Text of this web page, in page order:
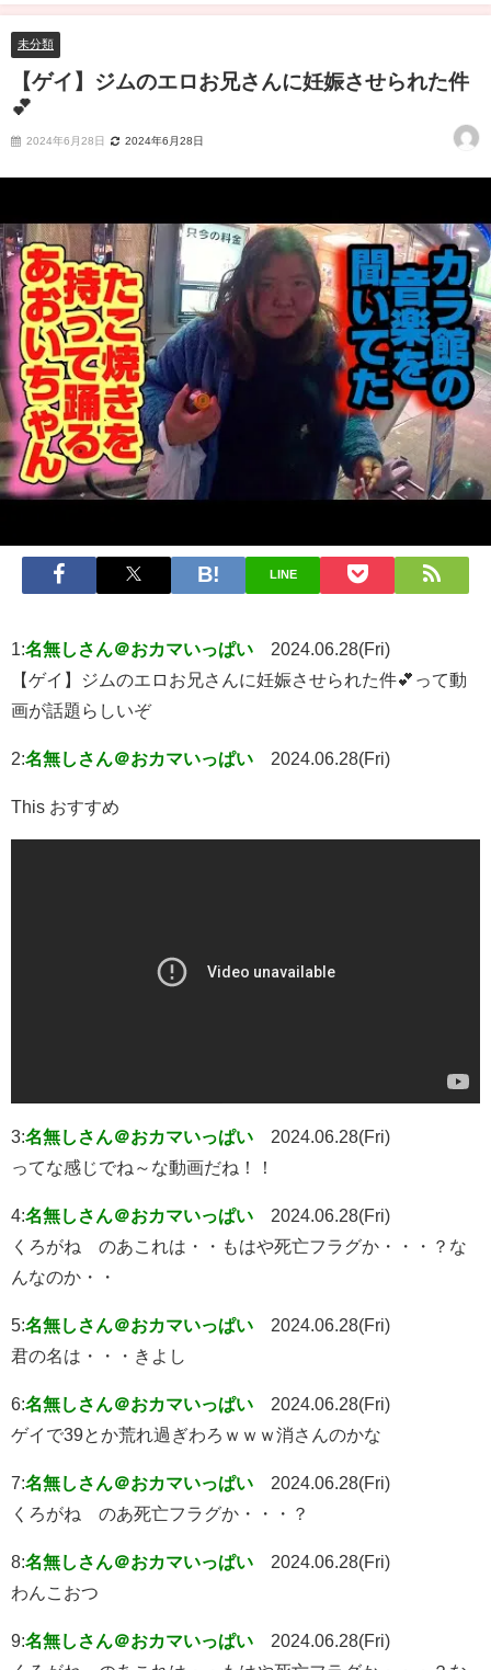
未分類
【ゲイ】ジムのエロお兄さんに妊娠させられた件
💕
2024年6月28日 2024年6月28日
LINE
1:名無しさん＠おカマいっぱい
2024.06.28(Fri)
【ゲイ】ジムのエロお兄さんに妊娠させられた件💕って動
画が話題らしいぞ
2:名無しさん＠おカマいっぱい 2024.06.28(Fri)
This おすすめ
3:名無しさん＠おカマいっぱい
2024.06.28(Fri)
ってな感じでね～な動画だね！！
4:名無しさん＠おカマいっぱい
2024.06.28(Fri)
くろがね のあこれは・・もはや死亡フラグか・・・？な
んなのか・・
5:名無しさん＠おカマいっぱい
2024.06.28(Fri)
君の名は・・・きよし
6:名無しさん＠おカマいっぱい
2024.06.28(Fri)
ゲイで39とか荒れ過ぎわろｗｗｗ消さんのかな
7:名無しさん＠おカマいっぱい
2024.06.28(Fri)
くろがね のあ死亡フラグか・・・？
8:名無しさん＠おカマいっぱい
2024.06.28(Fri)
わんこおつ
9:名無しさん＠おカマいっぱい
2024.06.28(Fri)